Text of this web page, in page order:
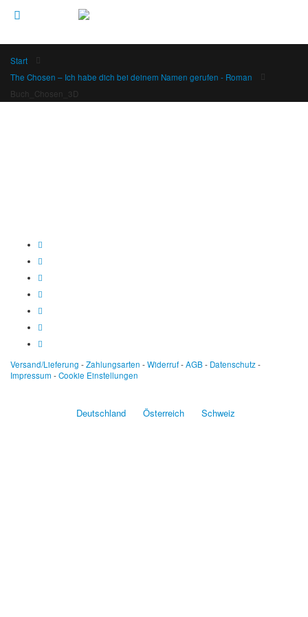
Start
The Chosen – Ich habe dich bei deinem Namen gerufen - Roman
Buch_Chosen_3D
Versand/Lieferung -Zahlungsarten -Widerruf-AGB- Datenschutz-
Impressum -Cookie Einstellungen
Deutschland Österreich Schweiz